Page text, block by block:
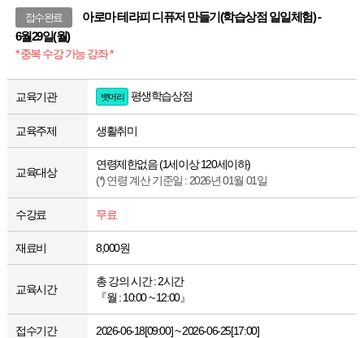
접수완료
아로마 테라피 디퓨저 만들기(학습상점 일일체험) -
6월29일(월)
* 중복 수강 가능 강좌 *
교육기관 뱃머리 평생학습상점
교육주제 생활취미
교육대상
연령제한없음 (1세이상 120세이하)
(*) 연령 계산 기준일 : 2026년 01월 01일
수강료 무료
재료비 8,000원
교육시간
총 강의 시간 : 2시간
『월 : 10:00 ~ 12:00』
접수기간 2026-06-18[09:00] ~ 2026-06-25[17:00]